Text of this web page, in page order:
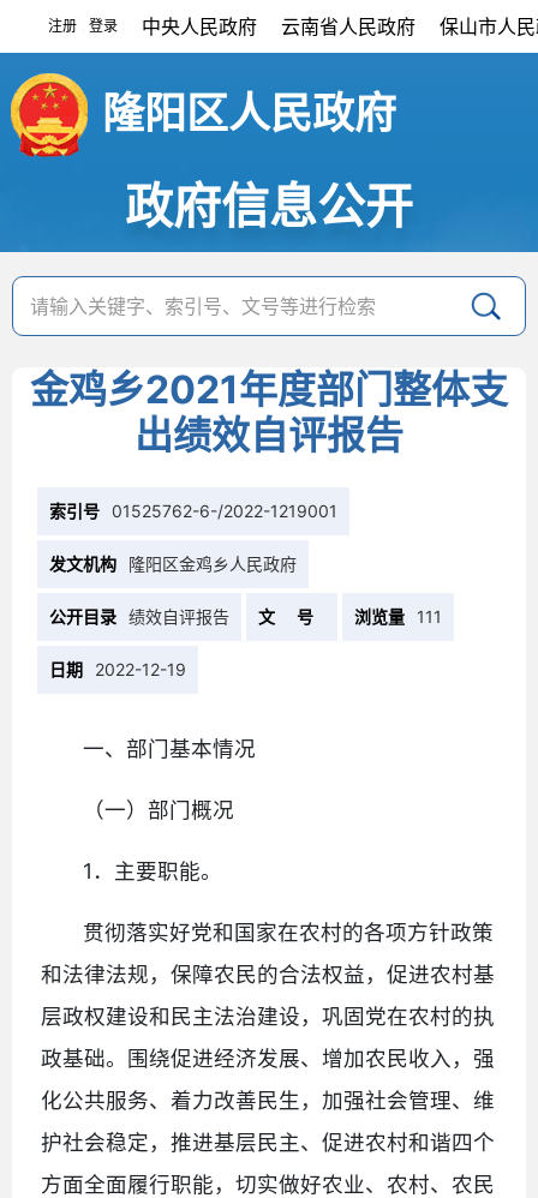
注册 登录 中央人民政府 云南省人民政府 保山市人
隆阳区人民政府
政府信息公开
金鸡乡2021年度部门整体支
出绩效自评报告
索引号 01525762-6-/2022-1219001
发文机构 隆阳区金鸡乡人民政府
公开目录 绩效自评报告 文 号 浏览量 111
日期 2022-12-19
一、部门基本情况
（一）部门概况
1．主要职能。
贯彻落实好党和国家在农村的各项方针政策
和法律法规，保障农民的合法权益，促进农村基
层政权建设和民主法治建设，巩固党在农村的执
政基础。围绕促进经济发展、增加农民收入，强
化公共服务、着力改善民生，加强社会管理、维
护社会稳定，推进基层民主、促进农村和谐四个
方面全面履行职能，切实做好农业、农村、农民